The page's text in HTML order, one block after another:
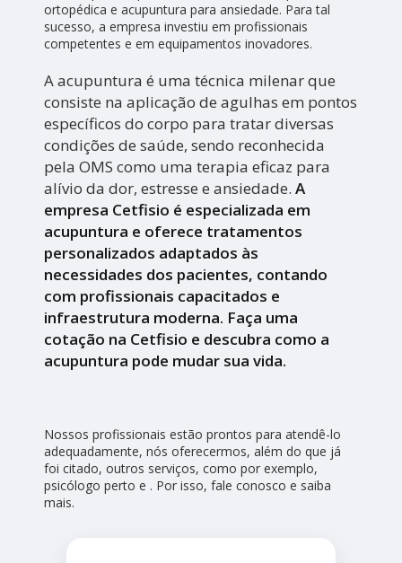
ortopédica e acupuntura para ansiedade. Para tal
sucesso, a empresa investiu em profissionais
competentes e em equipamentos inovadores.
A acupuntura é uma técnica milenar que
consiste na aplicação de agulhas em pontos
específicos do corpo para tratar diversas
condições de saúde, sendo reconhecida
pela OMS como uma terapia eficaz para
alívio da dor, estresse e ansiedade.A
empresa Cetfisio é especializada em
acupuntura e oferece tratamentos
personalizados adaptados às
necessidades dos pacientes, contando
com profissionais capacitados e
infraestrutura moderna. Faça uma
cotação na Cetfisio e descubra como a
acupuntura pode mudar sua vida.
Nossos profissionais estão prontos para atendê-lo
adequadamente, nós oferecermos, além do que já
foi citado, outros serviços, como por exemplo,
psicólogo perto e . Por isso, fale conosco e saiba
mais.